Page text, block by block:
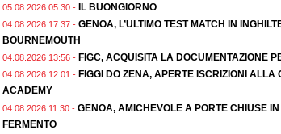
05.08.2026 05:30 - IL BUONGIORNO
04.08.2026 17:37 - GENOA, L’ULTIMO TEST MATCH IN
BOURNEMOUTH
04.08.2026 13:56 - FIGC, ACQUISITA LA DOCUMENTAZIONE
04.08.2026 12:01 - FIGGI DÖ ZENA, APERTE ISCRIZIONI ALLA
ACADEMY
04.08.2026 11:30 - GENOA, AMICHEVOLE A PORTE CHIUSE
FERMENTO